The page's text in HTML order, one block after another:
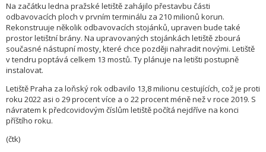
Na začátku ledna pražské letiště zahájilo přestavbu části
odbavovacích ploch v prvním terminálu za 210 milionů korun.
Rekonstruuje několik odbavovacích stojánků, upraven bude také
prostor letištní brány. Na upravovaných stojánkách letiště zbourá
současné nástupní mosty, které chce později nahradit novými. Letiště
v tendru poptává celkem 13 mostů. Ty plánuje na letišti postupně
instalovat.
Letiště Praha za loňský rok odbavilo 13,8 milionu cestujících, což je proti
roku 2022 asi o 29 procent více a o 22 procent méně než v roce 2019. S
návratem k předcovidovým číslům letiště počítá nejdříve na konci
příštího roku.
(čtk)